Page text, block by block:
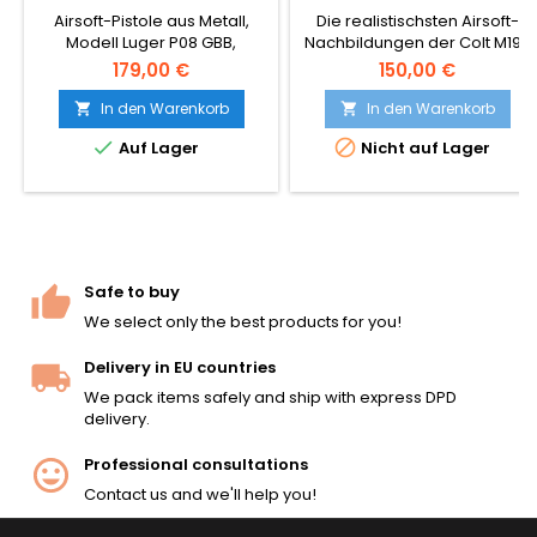
Airsoft-Pistole aus Metall,
Modell Luger P08 GBB,
betrieben mit Green Gas. Eine
Nachbildung einer der
legendärsten Pistolen aller
Zeiten, hergestellt in Taiwan,
komplett aus Metall, schwer
179,00 €
 In den Warenkorb
 Auf Lager
AIRSOFT
Die realistischsten Airsoft-
Nachbildungen der Colt M1911
auf dem Markt! Cybergun
180532.
150,00 €
 In den Warenkorb
 Nicht auf Lager
Safe to buy
We select only the best products for you!
Delivery in EU countries
We pack items safely and ship with express DPD
delivery.
Professional consultations
Contact us and we'll help you!